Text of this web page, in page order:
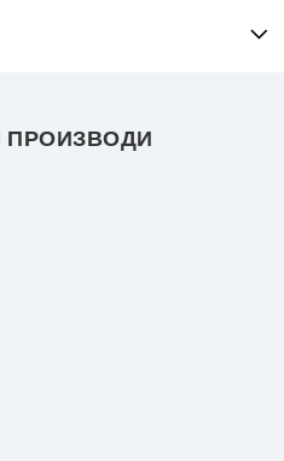
ПРОИЗВОДИ